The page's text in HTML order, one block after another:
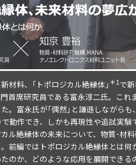
材料、「トポロジカル絶縁体」＊1で
首席研究員である富永淳二氏。これ
。富永氏が「偶然」と謙遜しながら
で動作でき、しかも再現性や追試実
ル絶縁体の未来について、物質･材
前編ではトポロジカル絶縁体とは
のか、どのような応用を展開でき